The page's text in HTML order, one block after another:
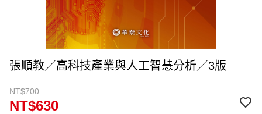
張順教／高科技產業與人工智慧分析／3版
NT$700
NT$630